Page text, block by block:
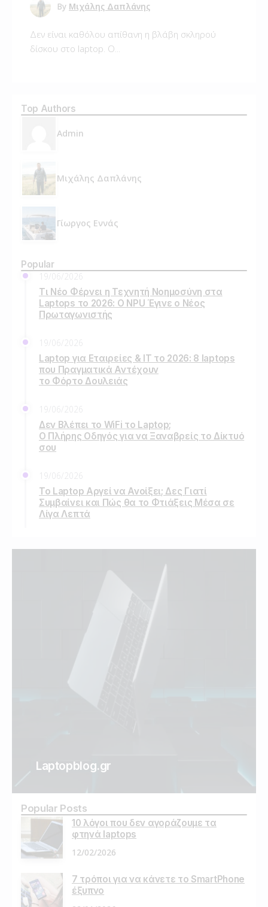
Top Authors
Admin
Μιχάλης Δαπλάνης
Γίωργος Εννάς
Popular
19/06/2026
Τι Νέο Φέρνει η Τεχνητή Νοημοσύνη στα
Laptops το 2026: Ο NPU Έγινε ο Νέος
Πρωταγωνιστής
19/06/2026
Laptop για Εταιρείες & IT το 2026: 8 laptops
που Πραγματικά Αντέχουν
το Φόρτο Δουλειάς
19/06/2026
Δεν Βλέπει το WiFi το Laptop;
Ο Πλήρης Οδηγός για να Ξαναβρείς το Δίκτυό
σου
19/06/2026
Το Laptop Αργεί να Ανοίξει; Δες Γιατί
Συμβαίνει και Πώς θα το Φτιάξεις Μέσα σε
Λίγα Λεπτά
By Μιχάλης Δαπλάνης
Δεν είναι καθόλου απίθανη η βλάβη σκληρού
δίσκου στο laptop. Ο...
Laptopblog.gr
Popular Posts
10 λόγοι που δεν αγοράζουμε τα
φτηνά laptops
12/02/2026
7 τρόποι για να κάνετε το SmartPhone
έξυπνο